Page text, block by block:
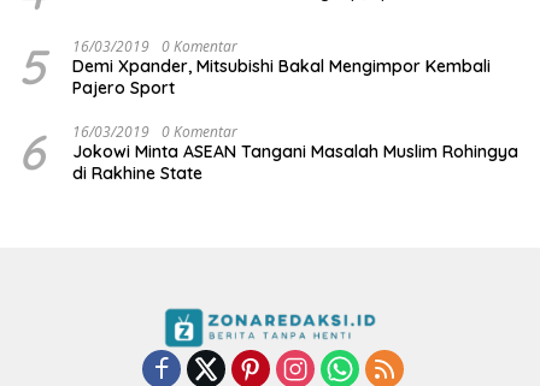
5 16/03/2019 0 Komentar
Demi Xpander, Mitsubishi Bakal Mengimpor Kembali
Pajero Sport
6 16/03/2019 0 Komentar
Jokowi Minta ASEAN Tangani Masalah Muslim Rohingya
di Rakhine State